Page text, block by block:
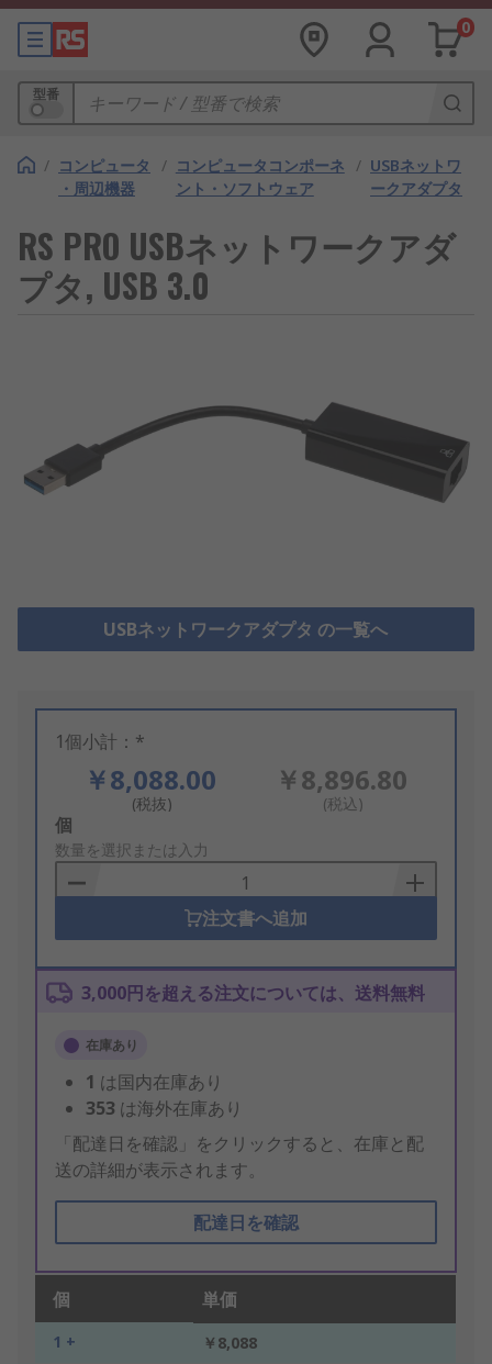
0
型番
/ コンピュータ
・周辺機器
/ コンピュータコンポーネ
ント・ソフトウェア
/ USBネットワ
ークアダプタ
RS PRO USBネットワークアダ
プタ, USB 3.0
USBネットワークアダプタ の一覧へ
1個小計：*
￥8,088.00
(税抜)
￥8,896.80
(税込)
Add
to
Basket
個
数量を選択または入力
注文書へ追加
3,000円を超える注文については、送料無料
在庫あり
1 は国内在庫あり
353 は海外在庫あり
「配達日を確認」をクリックすると、在庫と配
送の詳細が表示されます。
配達日を確認
個 単価
1 + ￥8,088